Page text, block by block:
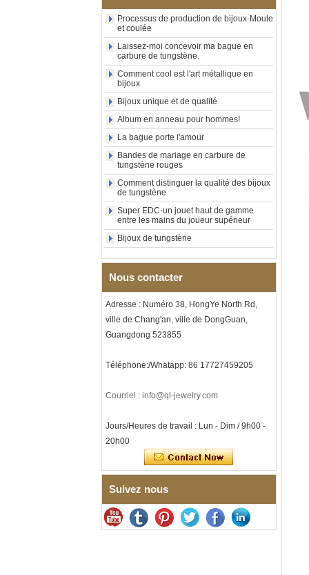
intérieure personnalisée,
OEM ODM, vente en gros
d'usin
Bague en carbure de
carrée polie noire,
incrustation en bois avec
motif croisé en coquille
d'ormeau, bague de
déclaration religieuse pour
hommes, gravure intérieure
personnalisée,
approvisionnement en vrac
OEM ODM, vente en
Bague en carbure de
tungstène plaqué or rose de
8 mm, corde de guitare rouge
et incrustation d'opale
écrasée, alliance pour
hommes sur le thème de la
intérieure personnalisée,
approvisionnement en vrac
OEM ODM, vente en gros d'
Bracelet à maillons I en acier
inoxydable 304 en
déployant à double poussée
magnétiques et germanium
Bracelet pour femme en acier
céramique bleu saphir,
bracelet à maillons fins
certifié EN1811 avec fermoir
couture
Bague en carbure de
tungstène à facettes
Processus de production de bijoux-Moule
et coulée
Laissez-moi concevoir ma bague en
carbure de tungstène.
Comment cool est l'art métallique en
bijoux
Bijoux unique et de qualité
Album en anneau pour hommes!
La bague porte l'amour
Bandes de mariage en carbure de
tungstène rouges
Comment distinguer la qualité des bijoux
de tungstène
Super EDC-un jouet haut de gamme
entre les mains du joueur supérieur
Bijoux de tungstène
Nous contacter
Adresse : Numéro 38, HongYe North Rd,
ville de Chang'an, ville de DongGuan,
Guangdong 523855
Téléphone:/Whatapp: 86 17727459205
Courriel : info@ql-jewelry.com
Jours/Heures de travail : Lun - Dim / 9h00 -
20h00
Suivez nous